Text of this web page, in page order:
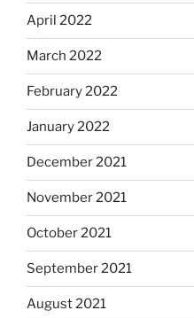
April 2022
March 2022
February 2022
January 2022
December 2021
November 2021
October 2021
September 2021
August 2021